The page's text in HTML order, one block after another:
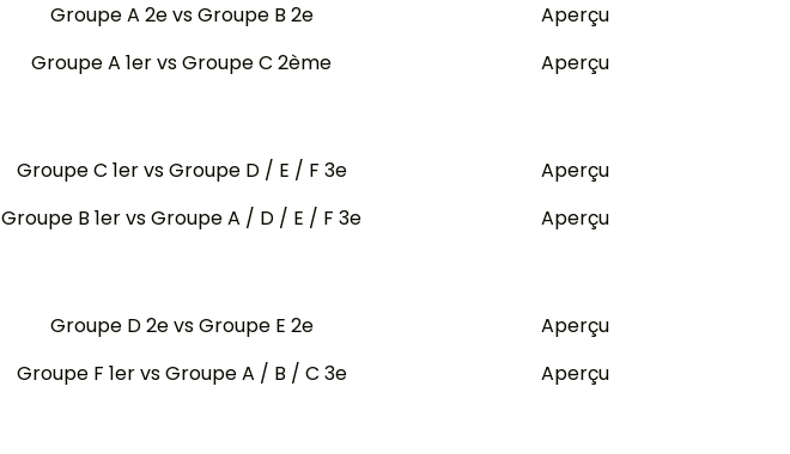
Groupe A 2e vs Groupe B 2e
Aperçu
Groupe A 1er vs Groupe C 2ème Aperçu
Groupe C 1er vs Groupe D / E / F 3e
Aperçu
Groupe B 1er vs Groupe A / D / E / F 3e Aperçu
Groupe D 2e vs Groupe E 2e
Aperçu
Groupe F 1er vs Groupe A / B / C 3e Aperçu